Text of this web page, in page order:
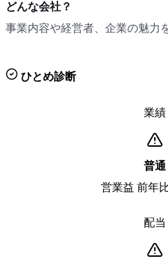
どんな会社？
事業内容や経営者、企業の魅力
ひとめ診断
業績
普通
営業益 前年
配当